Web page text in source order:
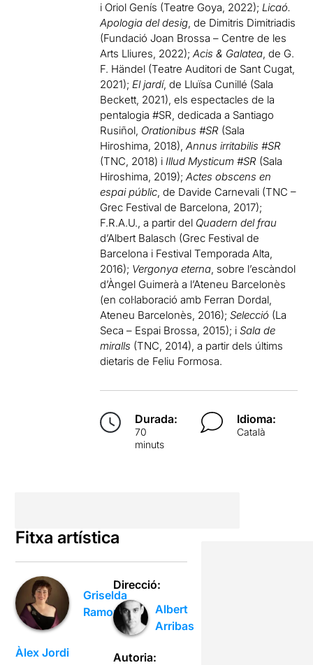
i Oriol Genís (Teatre Goya, 2022);Licaó.
Apologia del desig, de Dimitris Dimitriadis
(Fundació Joan Brossa – Centre de les
Arts Lliures, 2022);Acis & Galatea, de G.
F. Händel (Teatre Auditori de Sant Cugat,
2021);El jardí, de Lluïsa Cunillé (Sala
Beckett, 2021), els espectacles de la
pentalogia #SR, dedicada a Santiago
Rusiñol, Orationibus #SR (Sala
Hiroshima, 2018),Annus irritabilis #SR
(TNC, 2018) iIllud Mysticum #SR (Sala
Hiroshima, 2019);Actes obscens en
espai públic, de Davide Carnevali (TNC –
Grec Festival de Barcelona, 2017);
F.R.A.U., a partir del Quadern del frau
d’Albert Balasch (Grec Festival de
Barcelona i Festival Temporada Alta,
2016); Vergonya eterna, sobre l’escàndol
d’Àngel Guimerà a l’Ateneu Barcelonès
(en col·laboració amb Ferran Dordal,
Ateneu Barcelonès, 2016);Selecció (La
Seca – Espai Brossa, 2015); iSala de
miralls (TNC, 2014), a partir dels últims
dietaris de Feliu Formosa.
Durada:
70
minuts
Idioma:
Català
Fitxa artística
Griselda
Ramon
Àlex Jordi
Direcció:
Albert
Arribas
Autoria: